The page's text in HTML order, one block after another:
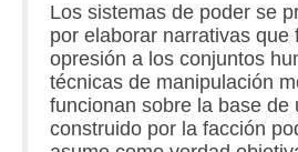
Los sistemas de poder se
por elaborar narrativas que
opresión a los conjuntos
técnicas de manipulación
funcionan sobre la base de
construido por la facción